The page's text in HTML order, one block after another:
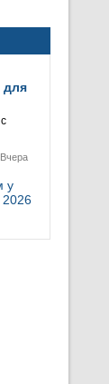
для
Вчера
у
2026